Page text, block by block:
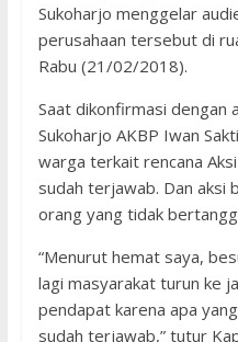
Sukoharjo menggelar
perusahaan tersebut di
Rabu (21/02/2018).
Saat dikonfirmasi dengan
Sukoharjo AKBP Iwan
warga terkait rencana Aksi
sudah terjawab. Dan aksi
orang yang tidak
“Menurut hemat saya,
lagi masyarakat turun ke
pendapat karena apa
sudah terjawab,” tutur